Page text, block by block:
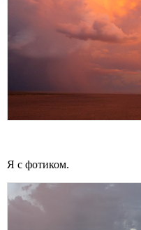
Я с фотиком.